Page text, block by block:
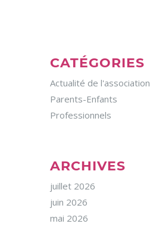
CATÉGORIES
Actualité de l'association
Parents-Enfants
Professionnels
ARCHIVES
juillet 2026
juin 2026
mai 2026